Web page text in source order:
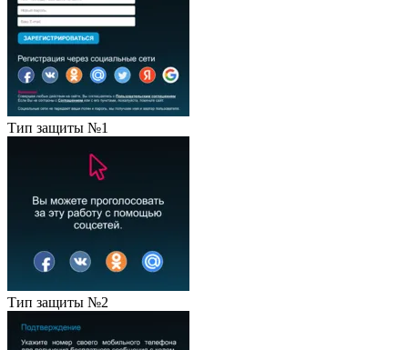
Тип защиты №1
Тип защиты №2